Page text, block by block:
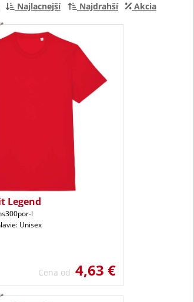
Najlacnejší Najdrahší Akcia
Legend
l
Unisex
Cena od 4,63 €